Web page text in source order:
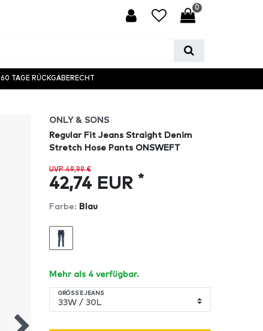
0
60 TAGE RÜCKGABERECHT
ONLY & SONS
Regular Fit Jeans Straight Denim
Stretch Hose Pants ONSWEFT
UVP 49,99 €
42,74 EUR *
Farbe: Blau
Mehr als 4 verfügbar.
GRÖSSE JEANS